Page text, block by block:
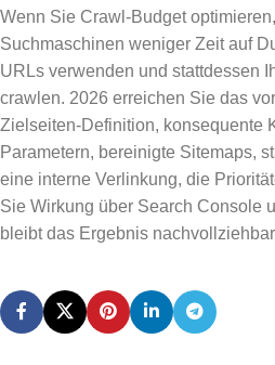
Wenn Sie Crawl-Budget
Suchmaschinen weniger Zeit auf
URLs verwenden und stattdessen
crawlen. 2026 erreichen Sie das
Zielseiten-Definition, konsequente
Parametern, bereinigte Sitemaps,
eine interne Verlinkung, die
Sie Wirkung über Search Console
bleibt das Ergebnis